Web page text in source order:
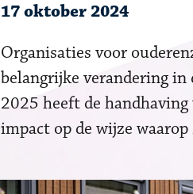
17 oktober 2024
Organisaties voor
belangrijke verandering in
2025 heeft de
impact op de wijze